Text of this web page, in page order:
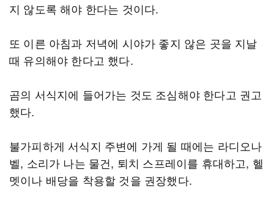
지 않도록 해야 한다는 것이다.
또 이른 아침과 저녁에 시야가 좋지 않은 곳을 지날
때 유의해야 한다고 했다.
곰의 서식지에 들어가는 것도 조심해야 한다고 권고
했다.
불가피하게 서식지 주변에 가게 될 때에는 라디오나
벨, 소리가 나는 물건, 퇴치 스프레이를 휴대하고, 헬
멧이나 배당을 착용할 것을 권장했다.